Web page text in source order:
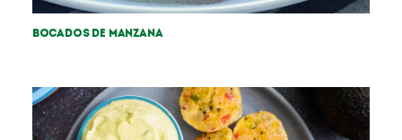
Bocados de manzana